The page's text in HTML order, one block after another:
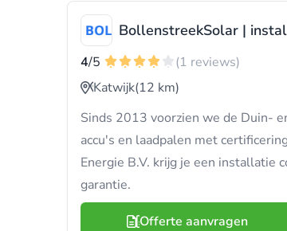
BollenstreekSolar |
4/5
(1 reviews)
Katwijk(12 km)
Sinds 2013 voorzien we de Duin-
accu's en laadpalen met
Energie B.V. krijg je een installatie
garantie.
Offerte aanvragen